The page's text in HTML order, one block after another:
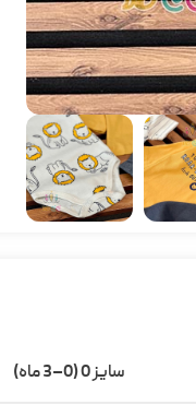
سایز 0 (0–3 ماه)